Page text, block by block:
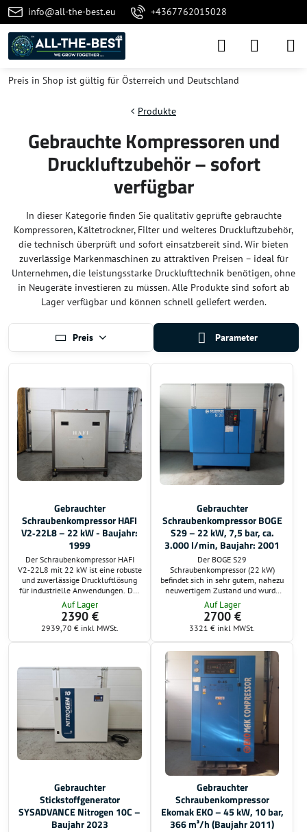
info@all-the-best.eu +4367762015028
Preis in Shop ist gültig für Österreich und Deutschland
Produkte
Gebrauchte Kompressoren und
Druckluftzubehör – sofort
verfügbar
In dieser Kategorie finden Sie qualitativ geprüfte gebrauchte
Kompressoren, Kältetrockner, Filter und weiteres Druckluftzubehör,
die technisch überprüft und sofort einsatzbereit sind. Wir bieten
zuverlässige Markenmaschinen zu attraktiven Preisen – ideal für
Unternehmen, die leistungsstarke Drucklufttechnik benötigen, ohne
in Neugeräte investieren zu müssen. Alle Produkte sind sofort ab
Lager verfügbar und können schnell geliefert werden.
Preis Parameter
Gebrauchter
Schraubenkompressor HAFI
V2‑22L8 – 22 kW - Baujahr:
1999
Der Schraubenkompressor HAFI
V2‑22L8 mit 22 kW ist eine robuste
und zuverlässige Druckluftlösung
für industrielle Anwendungen. Das
Gerät befindet sich in sehr gutem
Zustand und eignet sich ideal für
Dauerbetrieb in Werkstätten und
Produktionsumgebungen.
Auf Lager
2390 €
2939,70 € inkl MWSt.
Gebrauchter
Schraubenkompressor BOGE
S29 – 22 kW, 7,5 bar, ca.
3.000 l/min, Baujahr: 2001
Der BOGE S29
Schraubenkompressor (22 kW)
befindet sich in sehr gutem, nahezu
neuwertigem Zustand und wurde
vollständig technisch überprüft. Mit
einer Lieferleistung von rund 3.000
l/min und einem Betriebsdruck von
7,5 bar eignet er sich perfekt für
industrielle Anwendungen und den
zuverlässigen Dauerbetrieb. Sofort
verfügbar und einsatzbereit.
Auf Lager
2700 €
3321 € inkl MWSt.
Gebrauchter
Stickstoffgenerator
SYSADVANCE Nitrogen 10C –
Baujahr 2023
Gebrauchter
Schraubenkompressor
Ekomak EKO – 45 kW, 10 bar,
366 m³/h (Baujahr 2011)